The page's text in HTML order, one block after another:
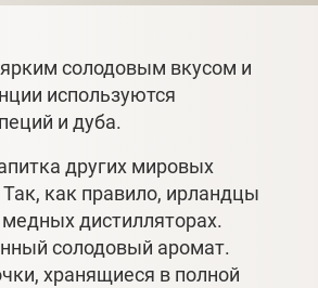
солодовым вкусом и
используются
и дуба.
других мировых
как правило, ирландцы
дистилляторах.
солодовый аромат.
хранящиеся в полной